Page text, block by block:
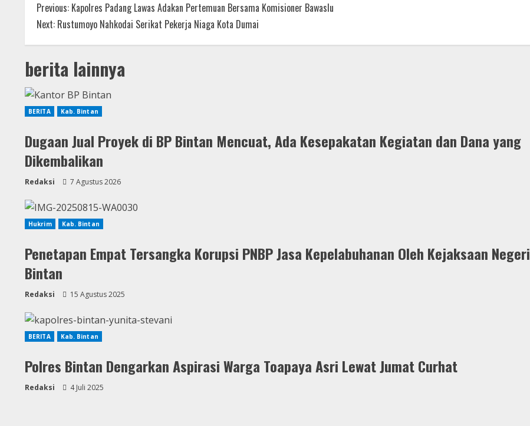
Previous: Kapolres Padang Lawas Adakan Pertemuan Bersama Komisioner Bawaslu
Next: Rustumoyo Nahkodai Serikat Pekerja Niaga Kota Dumai
berita lainnya
BERITA Kab. Bintan
Dugaan Jual Proyek di BP Bintan Mencuat, Ada Kesepakatan Kegiatan dan Dana yang
Dikembalikan
Redaksi 7 Agustus 2026
Hukrim Kab. Bintan
Penetapan Empat Tersangka Korupsi PNBP Jasa Kepelabuhanan Oleh Kejaksaan Negeri
Bintan
Redaksi 15 Agustus 2025
BERITA Kab. Bintan
Polres Bintan Dengarkan Aspirasi Warga Toapaya Asri Lewat Jumat Curhat
Redaksi 4 Juli 2025